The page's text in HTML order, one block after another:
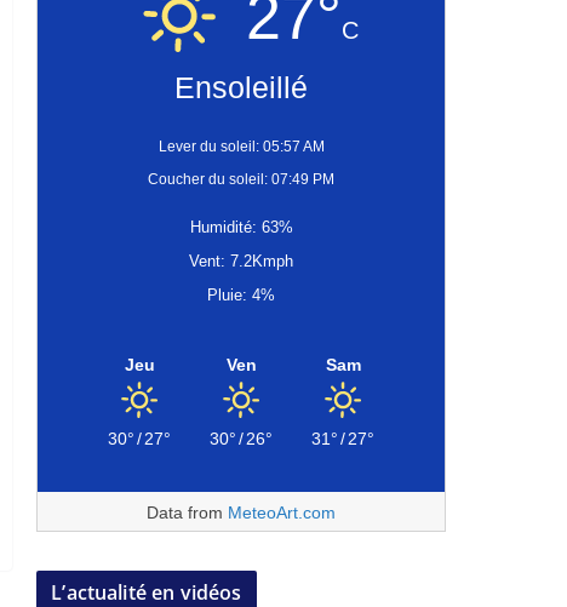
27°C
Ensoleillé
Lever du soleil: 05:57 AM
Coucher du soleil: 07:49 PM
Humidité: 63%
Vent: 7.2Kmph
Pluie: 4%
Jeu
30°/27°
Ven
30°/26°
Sam
31°/27°
Data from MeteoArt.com
L’actualité en vidéos